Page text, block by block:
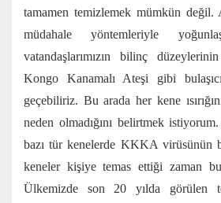
tamamen temizlemek mümkün değil.
müdahale yöntemleriyle
vatandaşlarımızın bilinç düzeylerinin
Kongo Kanamalı Ateşi gibi
geçebiliriz. Bu arada her kene
neden olmadığını belirtmek
bazı tür kenelerde KKKA virüsünün
keneler kişiye temas ettiği zaman
Ülkemizde son 20 yılda görülen